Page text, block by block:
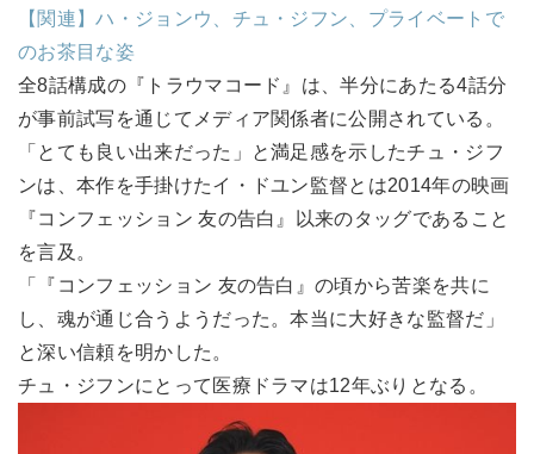
【関連】ハ・ジョンウ、チュ・ジフン、プライベートで
のお茶目な姿
全8話構成の『トラウマコード』は、半分にあたる4話分
が事前試写を通じてメディア関係者に公開されている。
「とても良い出来だった」と満足感を示したチュ・ジフ
ンは、本作を手掛けたイ・ドユン監督とは2014年の映画
『コンフェッション 友の告白』以来のタッグであること
を言及。
「『コンフェッション 友の告白』の頃から苦楽を共に
し、魂が通じ合うようだった。本当に大好きな監督だ」
と深い信頼を明かした。
チュ・ジフンにとって医療ドラマは12年ぶりとなる。